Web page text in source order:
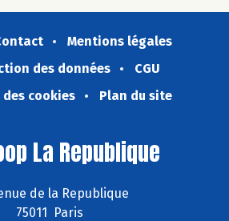
Mentions légales
des données
CGU
cookies
Plan du site
La Republique
de la Republique
75011 Paris